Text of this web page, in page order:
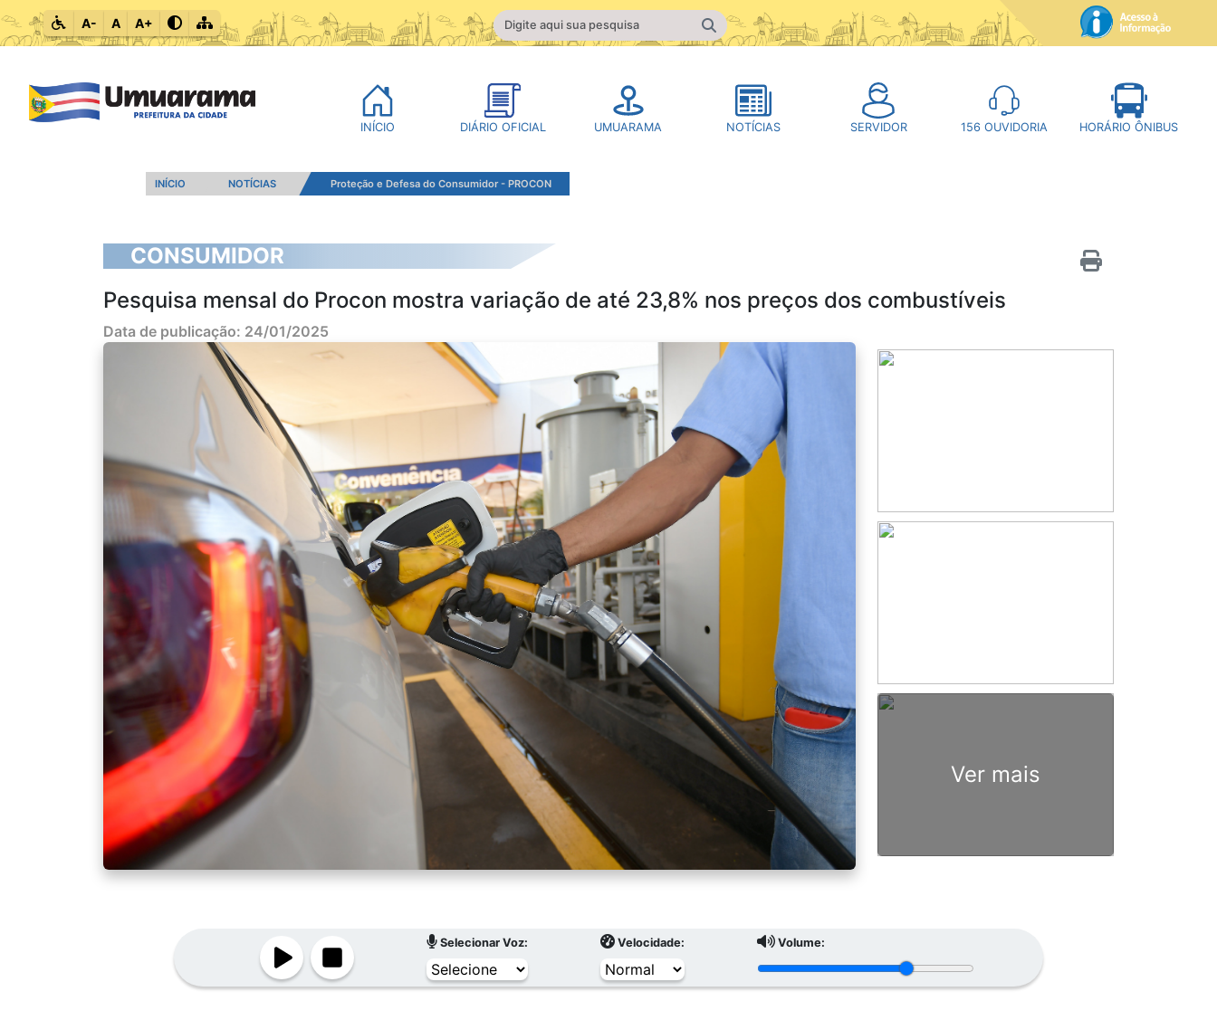
A- A A+
INÍCIO DIÁRIO OFICIAL UMUARAMA NOTÍCIAS SERVIDOR 156 OUVIDORIA HORÁRIO ÔNIBUS
INÍCIO NOTÍCIAS Proteção e Defesa do Consumidor - PROCON
CONSUMIDOR
Pesquisa mensal do Procon mostra variação de até 23,8% nos preços dos combustíveis
Data de publicação: 24/01/2025
Ver mais
Selecionar Voz: Velocidade: Volume: